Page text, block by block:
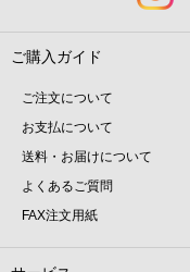
ご購入ガイド
ご注文について
お支払について
送料・お届けについて
よくあるご質問
FAX注文用紙